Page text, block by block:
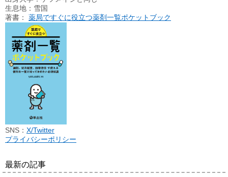
生息地：雪国
著書： 薬局ですぐに役立つ薬剤一覧ポケットブック
SNS： X/Twitter
プライバシーポリシー
最新の記事